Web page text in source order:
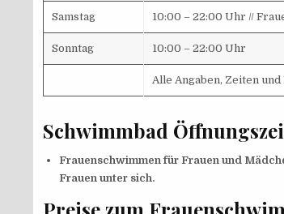
Samstag 10:00 – 22:00 Uhr //
Sonntag 10:00 – 22:00 Uhr
Alle Angaben, Zeiten
Schwimmbad
Frauenschwimmen für Frauen und
Frauen unter sich.
Preise zum